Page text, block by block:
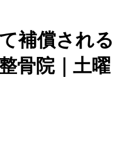
補償される
骨院｜土曜